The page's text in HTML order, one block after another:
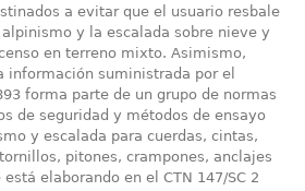
a evitar que el usuario resbale
y la escalada sobre nieve y
en terreno mixto. Asimismo,
información suministrada por el
forma parte de un grupo de normas
de seguridad y métodos de ensayo
y escalada para cuerdas, cintas,
pitones, crampones, anclajes
elaborando en el CTN 147/SC 2